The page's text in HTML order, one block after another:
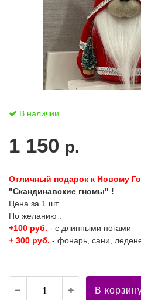
В наличии
1 150 р.
Отличный подарок к Новому
"Скандинавские гномы" !
Цена за 1 шт.
По желанию :
+100 руб. - с длинными ногами
+ 300 руб. - фонарь, сани,
В